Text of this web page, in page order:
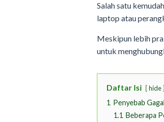
Salah satu
laptop atau
Meskipun lebih
untuk
Daftar Isi hide
1 Penyebab
1.1 Beberapa